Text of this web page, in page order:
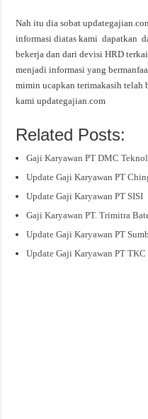
Nah itu dia sobat
informasi diatas kami dapatkan
bekerja dan dari devisi HRD
menjadi informasi yang
mimin ucapkan terimakasih telah
kami updategajian.com
Related Posts:
Gaji Karyawan PT DMC
Update Gaji Karyawan PT
Update Gaji Karyawan PT SISI
Gaji Karyawan PT. Trimitra
Update Gaji Karyawan PT
Update Gaji Karyawan PT TKC